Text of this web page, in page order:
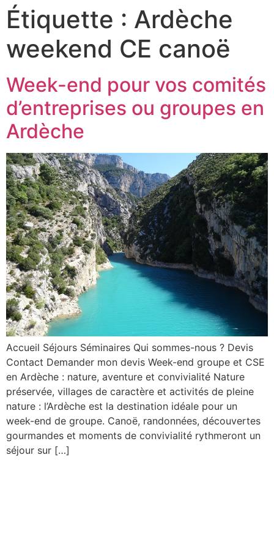
Étiquette : Ardèche
weekend CE canoë
Week-end pour vos comités
d’entreprises ou groupes en
Ardèche
Accueil Séjours Séminaires Qui sommes-nous ? Devis
Contact Demander mon devis Week-end groupe et CSE
en Ardèche : nature, aventure et convivialité Nature
préservée, villages de caractère et activités de pleine
nature : l’Ardèche est la destination idéale pour un
week-end de groupe. Canoë, randonnées, découvertes
gourmandes et moments de convivialité rythmeront un
séjour sur […]